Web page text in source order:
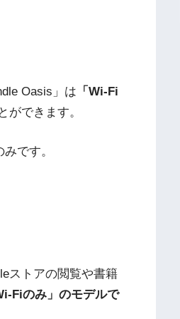
Oasis」は 「Wi-Fi
ができます。
です。
ストアの閲覧や書籍
Fiのみ」のモデルで